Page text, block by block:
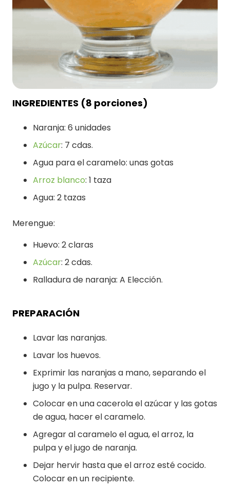
INGREDIENTES (8 porciones)
Naranja: 6 unidades
Azúcar: 7 cdas.
Agua para el caramelo: unas gotas
Arroz blanco: 1 taza
Agua: 2 tazas
Merengue:
Huevo: 2 claras
Azúcar: 2 cdas.
Ralladura de naranja: A Elección.
PREPARACIÓN
Lavar las naranjas.
Lavar los huevos.
Exprimir las naranjas a mano, separando el
jugo y la pulpa. Reservar.
Colocar en una cacerola el azúcar y las gotas
de agua, hacer el caramelo.
Agregar al caramelo el agua, el arroz, la
pulpa y el jugo de naranja.
Dejar hervir hasta que el arroz esté cocido.
Colocar en un recipiente.